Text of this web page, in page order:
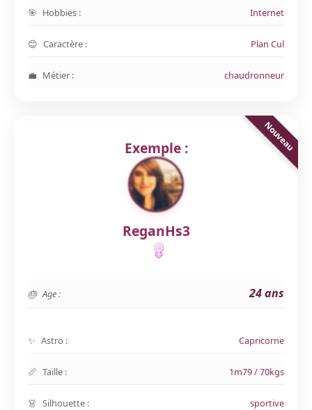
Hobbies : Internet
Caractère : Plan Cul
Métier : chaudronneur
Exemple :
ReganHs3
Age : 24 ans
Astro : Capricorne
Taille : 1m79 / 70kgs
Silhouette : sportive